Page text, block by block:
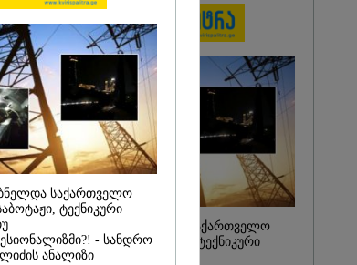
რატომ ჩაბნელდა საქართველო
მესამედ: საბოტაჟი, ტექნიკური
ხარვეზი თუ
საქართველო
ტექნიკური
- სანდრო
ანალიზი